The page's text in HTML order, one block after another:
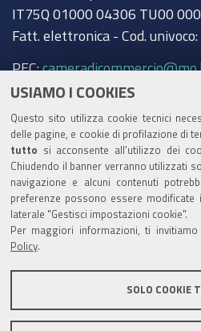
USIAMO I COOKIES
Questo sito utilizza cookie tecnici
delle pagine, e cookie di profilazione di
tutto si acconsente all’utilizzo dei
Chiudendo il banner verranno utilizzati
navigazione e alcuni contenuti
preferenze possono essere modificate
laterale "Gestisci impostazioni cookie".
Per maggiori informazioni, ti
Policy
SOLO COOKIE
IT75Q 01000 04306 TU00
Fatt. elettronica - Cod. univoco:
PEC:
Trasparenza
Amministrazione trasparente
Albo Camerale
Pubblicità Legale
Area riservata